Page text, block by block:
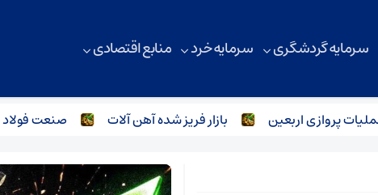
سرمایه گردشگری سرمایه خرد منابع اقتصادی
اربعین بازار فریز شده آهن آلات صنعت فولاد و